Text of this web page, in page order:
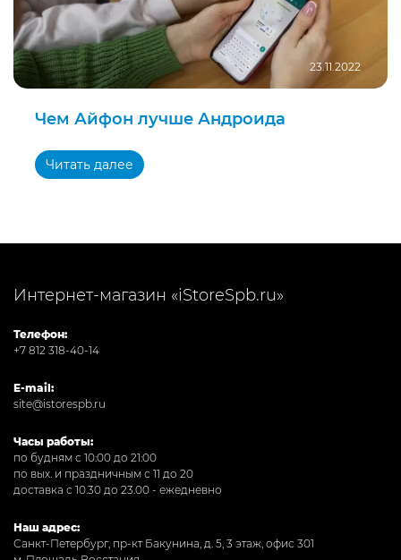
23.11.2022
Чем Айфон лучше Андроида
Читать далее
Интернет-магазин «iStoreSpb.ru»
Телефон:
+7 812 318-40-14
E-mail:
site@istorespb.ru
Часы работы:
по будням с 10:00 до 21:00
по вых. и праздничным с 11 до 20
доставка с 10.30 до 23.00 - ежедневно
Наш адрес:
Санкт-Петербург, пр-кт Бакунина, д. 5, 3 этаж, офис 301